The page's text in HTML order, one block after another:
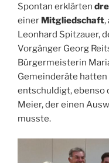
Spontan erklärten
einer Mitgliedschaft
Leonhard Spitzauer,
Vorgänger Georg
Bürgermeisterin
Gemeinderäte
entschuldigt, ebenso
Meier, der einen
musste.